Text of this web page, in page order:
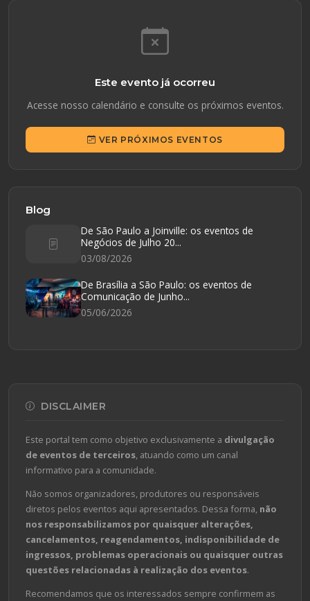
Este evento já ocorreu
Acesse nosso calendário e consulte os próximos eventos.
VER PRÓXIMOS EVENTOS
Blog
De São Paulo a Joinville: os eventos de
Negócios de Julho 20...
03/08/2026
De Brasília a São Paulo: os eventos de
Comunicação de Junho...
05/06/2026
DISCLAIMER
Este portal tem como objetivo exclusivamente a divulgação
de eventos de terceiros, atuando como um canal
informativo para a comunidade.
Não somos organizadores, produtores ou responsáveis
diretos pelos eventos aqui apresentados. Dessa forma, não
nos responsabilizamos por quaisquer alterações,
cancelamentos, reagendamentos, indisponibilidade de
ingressos, problemas operacionais ou quaisquer outras
questões relacionadas à realização dos eventos.
Recomendamos que os interessados sempre confirmem as